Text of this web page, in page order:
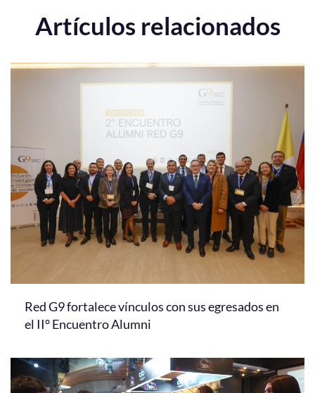
Artículos relacionados
Red G9 fortalece vínculos con sus egresados en
el II° Encuentro Alumni